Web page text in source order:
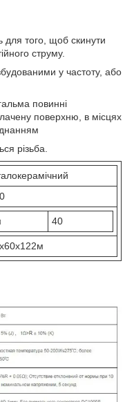
для того, щоб скинути
струму.
у частоту, або
повинні
поверхню, в місцях
різьба.
40